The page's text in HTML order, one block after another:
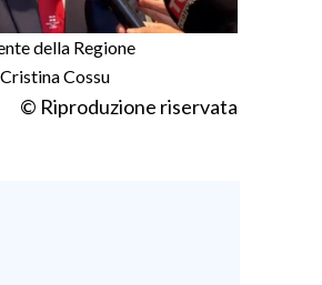
della Regione
Cossu
© Riproduzione riservata